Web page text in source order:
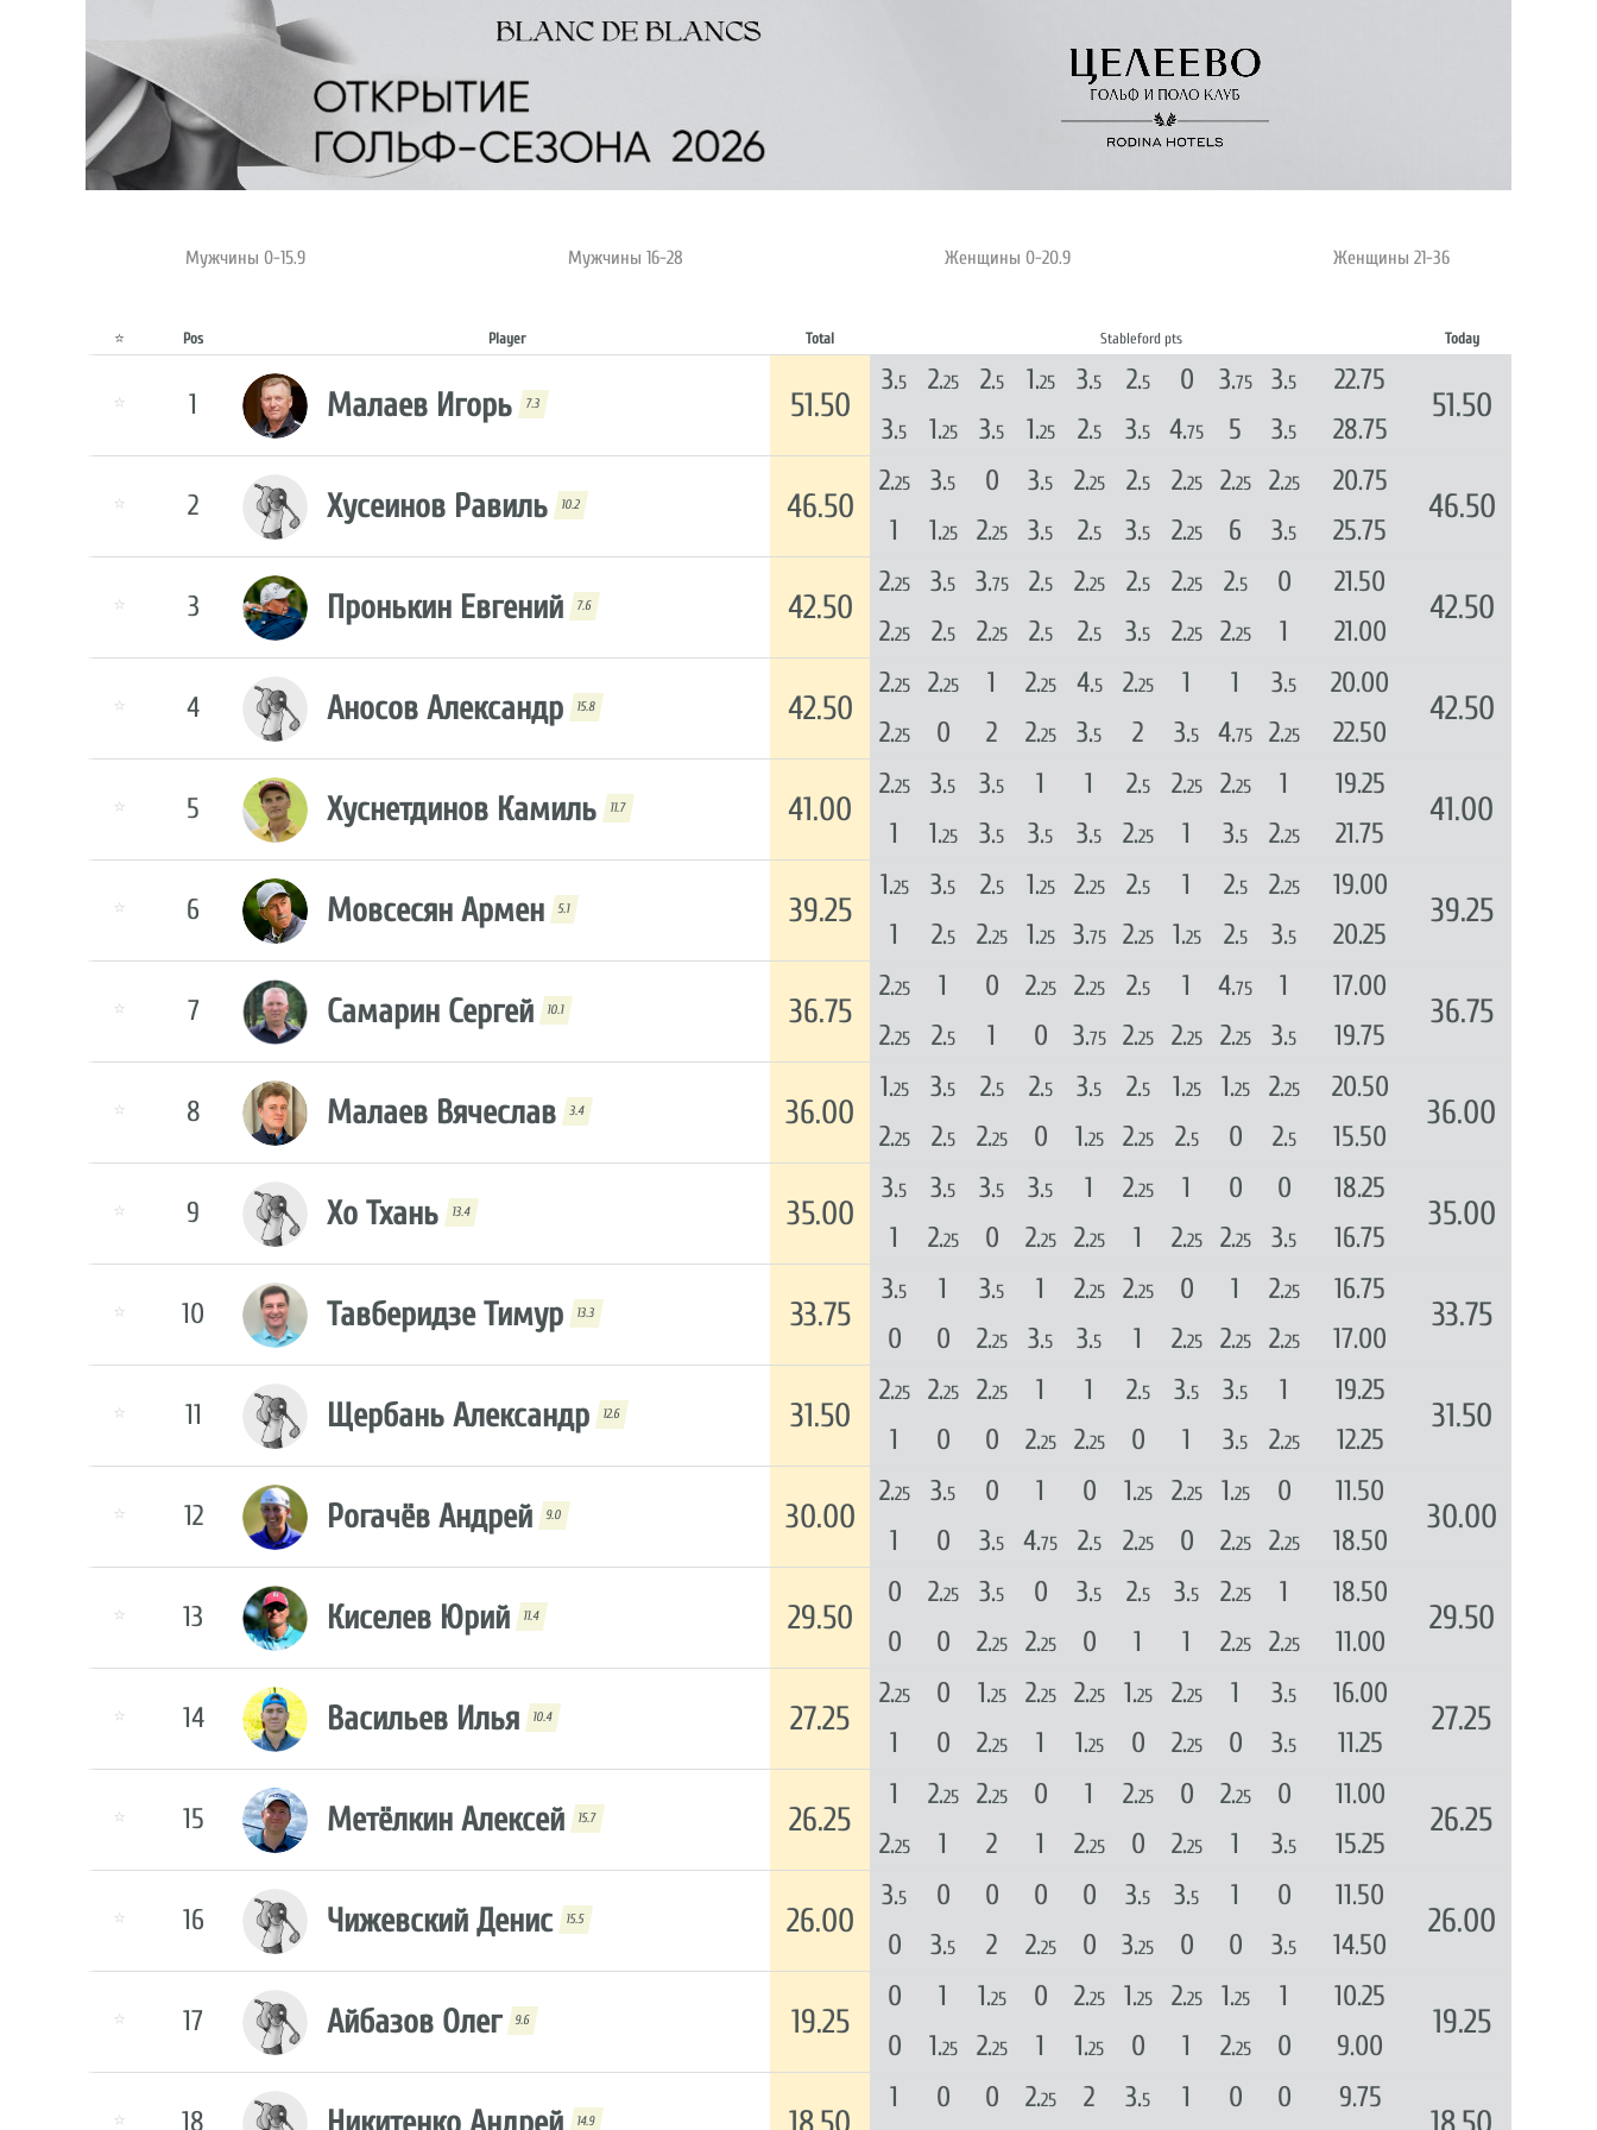
Мужчины 0-15.9 Мужчины 16-28 Женщины 0-20.9 Женщины 21-36
⭐ Pos Player Total Stableford pts Today
⭐ 1 Малаев Игорь 7.3 51.50
3.5 2.25 2.5 1.25 3.5 2.5 0 3.75 3.5
22.75
3.5 1.25 3.5 1.25 2.5 3.5 4.75 5 3.5 28.75
51.50
⭐ 2 Хусеинов Равиль 10.2 46.50
2.25 3.5 0 3.5 2.25 2.5 2.25 2.25 2.25
20.75
1
1.25 2.25 3.5 2.5 3.5 2.25 6 3.5 25.75
46.50
⭐ 3 Пронькин Евгений 7.6 42.50
2.25 3.5 3.75 2.5 2.25 2.5 2.25 2.5 0
21.50
2.25 2.5 2.25 2.5 2.5 3.5 2.25 2.25 1 21.00
42.50
⭐ 4 Аносов Александр 15.8 42.50
2.25 2.25 1 2.25 4.5 2.25 1 1 3.5
20.00
2.25 0 2 2.25 3.5 2 3.5 4.75 2.25 22.50
42.50
⭐ 5 Хуснетдинов Камиль 11.7 41.00
2.25 3.5 3.5 1 1 2.5 2.25 2.25 1
19.25
1
1.25 3.5 3.5 3.5 2.25 1 3.5 2.25 21.75
41.00
⭐ 6 Мовсесян Армен 5.1 39.25
1.25 3.5 2.5 1.25 2.25 2.5 1 2.5 2.25
19.00
1
2.5 2.25 1.25 3.75 2.25 1.25 2.5 3.5 20.25
39.25
⭐ 7 Самарин Сергей 10.1 36.75
2.25 1 0 2.25 2.25 2.5 1 4.75 1
17.00
2.25 2.5 1 0 3.75 2.25 2.25 2.25 3.5 19.75
36.75
⭐ 8 Малаев Вячеслав 3.4 36.00
1.25 3.5 2.5 2.5 3.5 2.5 1.25 1.25 2.25
20.50
2.25 2.5 2.25 0 1.25 2.25 2.5 0 2.5 15.50
36.00
⭐ 9 Хо Тхань 13.4 35.00
3.5 3.5 3.5 3.5 1 2.25 1 0 0
18.25
1
2.25 0 2.25 2.25 1 2.25 2.25 3.5 16.75
35.00
⭐ 10 Тавберидзе Тимур 13.3 33.75
3.5 1 3.5 1 2.25 2.25 0 1 2.25
16.75
0
0 2.25 3.5 3.5 1 2.25 2.25 2.25 17.00
33.75
⭐ 11 Щербань Александр 12.6 31.50
2.25 2.25 2.25 1 1 2.5 3.5 3.5 1
19.25
1
0 0 2.25 2.25 0 1 3.5 2.25 12.25
31.50
⭐ 12 Рогачёв Андрей 9.0 30.00
2.25 3.5 0 1 0 1.25 2.25 1.25 0
11.50
1
0 3.5 4.75 2.5 2.25 0 2.25 2.25 18.50
30.00
⭐ 13 Киселев Юрий 11.4 29.50
0 2.25 3.5 0 3.5 2.5 3.5 2.25 1
18.50
0
0 2.25 2.25 0 1 1 2.25 2.25 11.00
29.50
⭐ 14 Васильев Илья 10.4 27.25
2.25 0 1.25 2.25 2.25 1.25 2.25 1 3.5
16.00
1
0 2.25 1 1.25 0 2.25 0 3.5 11.25
27.25
⭐ 15 Метёлкин Алексей 15.7 26.25
1 2.25 2.25 0 1 2.25 0 2.25 0
11.00
2.25 1 2 1 2.25 0 2.25 1 3.5 15.25
26.25
⭐ 16 Чижевский Денис 15.5 26.00
3.5 0 0 0 0 3.5 3.5 1 0
11.50
0
3.5 2 2.25 0 3.25 0 0 3.5 14.50
26.00
⭐ 17 Айбазов Олег 9.6 19.25
0 1 1.25 0 2.25 1.25 2.25 1.25 1
10.25
0
1.25 2.25 1 1.25 0 1 2.25 0 9.00
19.25
⭐ 18 14.9
1 0 0 2.25 2 3.5 1 0 0 9.75